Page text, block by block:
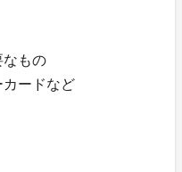
なもの
ードなど